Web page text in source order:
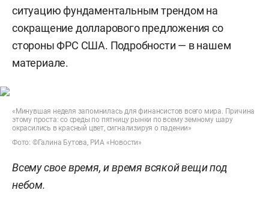
ситуацию фундаментальным трендом на
сокращение долларового предложения со
стороны ФРС США. Подробности — в нашем
материале.
«Минувшая неделя запомнилась для финансистов всего мира. Причина
этому проста: со среды по пятницу рынки по всему земному шару
окрасились в красный цвет, сигнализируя о падении»
Фото: ©Галина Бутова, РИА «Новости»
Всему свое время, и время всякой вещи под
небом.